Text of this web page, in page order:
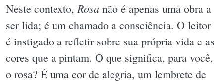
Neste contexto, Rosa não é apenas uma obra a
ser lida; é um chamado a consciência. O leitor
é instigado a refletir sobre sua própria vida e as
cores que a pintam. O que significa, para você,
o rosa? É uma cor de alegria, um lembrete de